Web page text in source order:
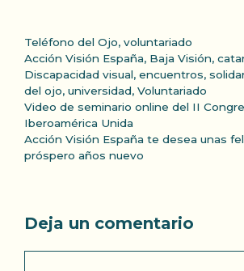
Categorías
Teléfono del Ojo, voluntariado
Etiquetas
Acción Visión España, Baja Visión,
Discapacidad visual, encuentros,
del ojo, universidad, Voluntariado
Video de seminario online del II
Iberoamérica Unida
Acción Visión España te desea unas
próspero años nuevo
Deja un comentario